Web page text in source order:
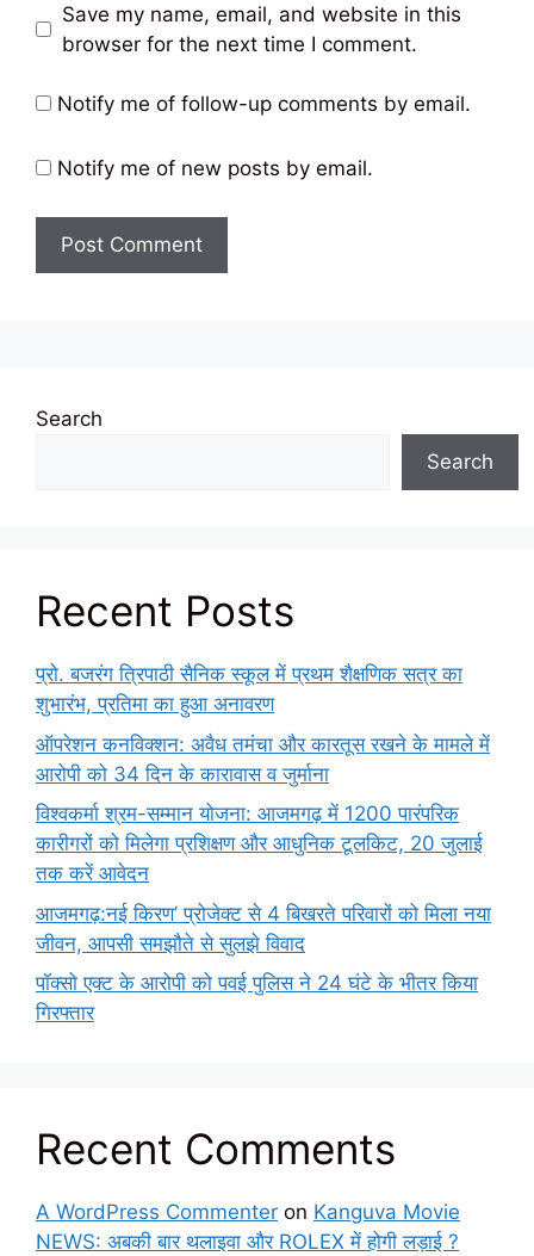
Save my name, email, and website in this
browser for the next time I comment.
Notify me of follow-up comments by email.
Notify me of new posts by email.
Search
Search
Recent Posts
प्रो. बजरंग त्रिपाठी सैनिक स्कूल में प्रथम शैक्षणिक सत्र का
शुभारंभ, प्रतिमा का हुआ अनावरण
ऑपरेशन कनविक्शन: अवैध तमंचा और कारतूस रखने के मामले में
आरोपी को 34 दिन के कारावास व जुर्माना
विश्वकर्मा श्रम-सम्मान योजना: आजमगढ़ में 1200 पारंपरिक
कारीगरों को मिलेगा प्रशिक्षण और आधुनिक टूलकिट, 20 जुलाई
तक करें आवेदन
आजमगढ़:नई किरण’ प्रोजेक्ट से 4 बिखरते परिवारों को मिला नया
जीवन, आपसी समझौते से सुलझे विवाद
पॉक्सो एक्ट के आरोपी को पवई पुलिस ने 24 घंटे के भीतर किया
गिरफ्तार
Recent Comments
A WordPress Commenter on Kanguva Movie
NEWS: अबकी बार थलाइवा और ROLEX में होगी लड़ाई ?